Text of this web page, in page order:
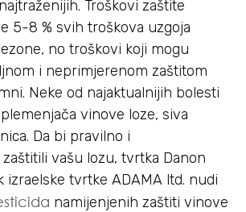
Troškovi zaštite
5-8 % svih troškova uzgoja
no troškovi koji mogu
i neprimjerenom zaštitom
Neke od najaktualnijih bolesti
vinove loze, siva
Da bi pravilno i
vašu lozu, tvrtka Danon
izraelske tvrtke ADAMA ltd. nudi
namijenjenih zaštiti vinove